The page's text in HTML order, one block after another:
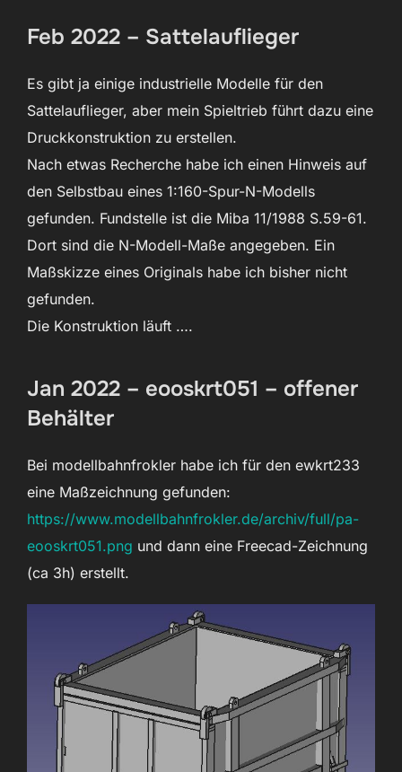
Feb 2022 – Sattelauflieger
Es gibt ja einige industrielle Modelle für den
Sattelauflieger, aber mein Spieltrieb führt dazu eine
Druckkonstruktion zu erstellen.
Nach etwas Recherche habe ich einen Hinweis auf
den Selbstbau eines 1:160-Spur-N-Modells
gefunden. Fundstelle ist die Miba 11/1988 S.59-61.
Dort sind die N-Modell-Maße angegeben. Ein
Maßskizze eines Originals habe ich bisher nicht
gefunden.
Die Konstruktion läuft ….
Jan 2022 – eooskrt051 – offener
Behälter
Bei modellbahnfrokler habe ich für den ewkrt233
eine Maßzeichnung gefunden:
https://www.modellbahnfrokler.de/archiv/full/pa-
eooskrt051.png und dann eine Freecad-Zeichnung
(ca 3h) erstellt.